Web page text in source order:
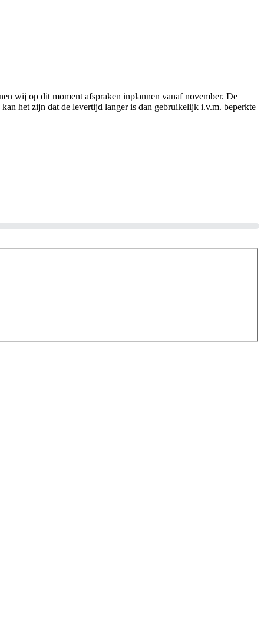
wij op dit moment afspraken inplannen vanaf november. De
het zijn dat de levertijd langer is dan gebruikelijk i.v.m. beperkte